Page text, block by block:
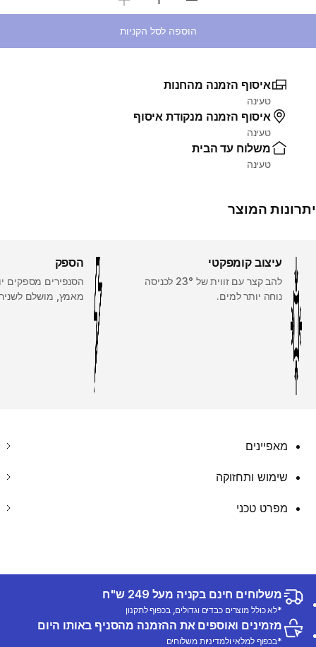
בחירת כמות
הוספה לסל הקניות
איסוף הזמנה מהחנות
טעינה
איסוף הזמנה מנקודת איסוף
טעינה
משלוח עד הבית
טעינה
יתרונות המוצר
עיצוב קומפקטי
להב קצר עם זווית של 23° לכניסה
נוחה יותר למים.
הספק
הסנפירים מספקים
מאמץ, מושלם
מאפיינים
שימוש ותחזוקה
מפרט טכני
משלוחים חינם בקניה מעל 249 ש"ח
*לא כולל מוצרים כבדים וגדולים, בכפוף לתקנון
מזמינים ואוספים את ההזמנה מהסניף באותו היום
*בכפוף למלאי ולמדיניות משלוחים